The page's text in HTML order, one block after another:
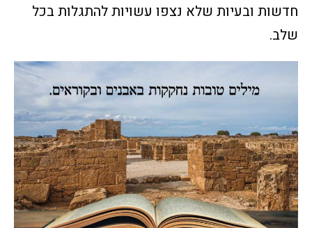
חדשות ובעיות שלא נצפו עשויות להתגלות בכל
שלב.